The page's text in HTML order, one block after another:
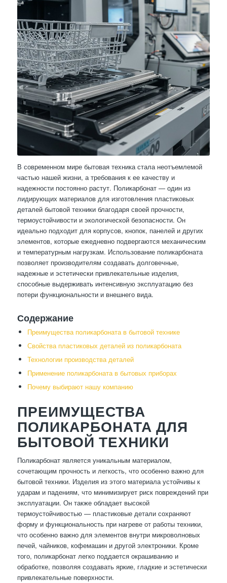
В современном мире бытовая техника стала неотъемлемой
частью нашей жизни, а требования к ее качеству и
надежности постоянно растут. Поликарбонат — один из
лидирующих материалов для изготовления пластиковых
деталей бытовой техники благодаря своей прочности,
термоустойчивости и экологической безопасности. Он
идеально подходит для корпусов, кнопок, панелей и других
элементов, которые ежедневно подвергаются механическим
и температурным нагрузкам. Использование поликарбоната
позволяет производителям создавать долговечные,
надежные и эстетически привлекательные изделия,
способные выдерживать интенсивную эксплуатацию без
потери функциональности и внешнего вида.
Содержание
Преимущества поликарбоната в бытовой технике
Свойства пластиковых деталей из поликарбоната
Технологии производства деталей
Применение поликарбоната в бытовых приборах
Почему выбирают нашу компанию
ПРЕИМУЩЕСТВА
ПОЛИКАРБОНАТА ДЛЯ
БЫТОВОЙ ТЕХНИКИ
Поликарбонат является уникальным материалом,
сочетающим прочность и легкость, что особенно важно для
бытовой техники. Изделия из этого материала устойчивы к
ударам и падениям, что минимизирует риск повреждений при
эксплуатации. Он также обладает высокой
термоустойчивостью — пластиковые детали сохраняют
форму и функциональность при нагреве от работы техники,
что особенно важно для элементов внутри микроволновых
печей, чайников, кофемашин и другой электроники. Кроме
того, поликарбонат легко поддается окрашиванию и
обработке, позволяя создавать яркие, гладкие и эстетически
привлекательные поверхности.